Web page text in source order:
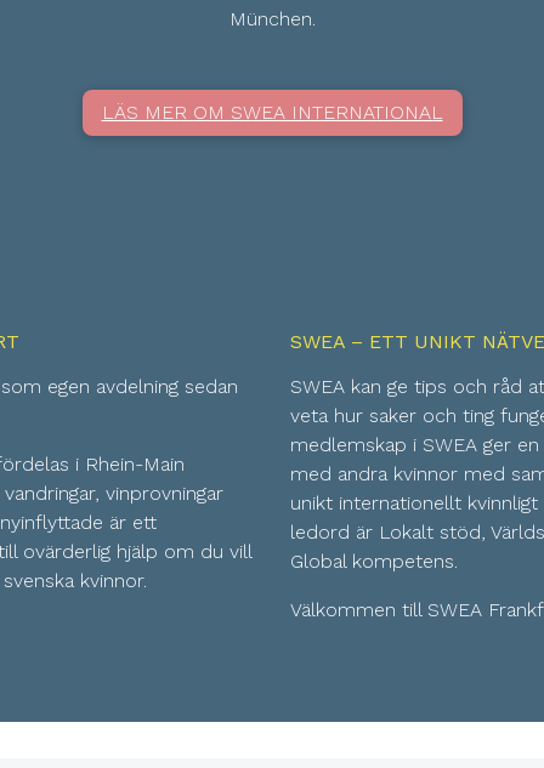
München.
LÄS MER OM SWEA INTERNATIONAL
egen avdelning sedan
i Rhein-Main
vinprovningar
är ett
ovärderlig hjälp om du vill
kvinnor.
SWEA – ETT UNIKT
SWEA kan ge tips och råd
veta hur saker och ting
medlemskap i SWEA ger
med andra kvinnor med
unikt internationellt kvinnligt
ledord är Lokalt stöd,
Global kompetens.
Välkommen till SWEA